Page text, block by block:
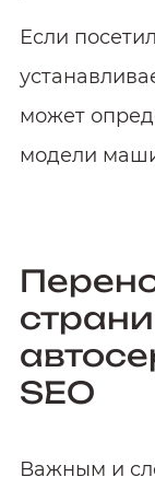
Если
может
модели
SEO
Важным и